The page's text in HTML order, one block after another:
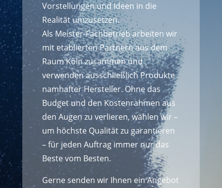
Vorstellungen und Ideen in die
Realität umzusetzen.
Als Meister-Fachbetrieb arbeiten wir
mit etablierten Partnern aus dem
Raum Köln zusammen und
verwenden ausschließlich Produkte
namhafter Hersteller. Ohne das
Budget und den Kostenrahmen aus
den Augen zu verlieren, wählen wir –
um höchste Qualität zu garantieren
– für jeden Auftrag immer nur das
Beste vom Besten.
Gerne senden wir Ihnen ein Angebot